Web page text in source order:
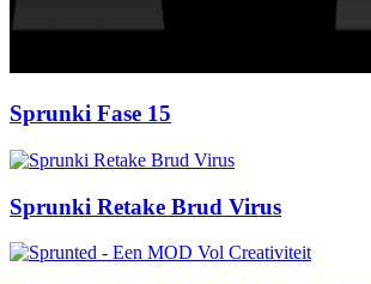
Sprunki Fase 15
Sprunki Retake Brud Virus